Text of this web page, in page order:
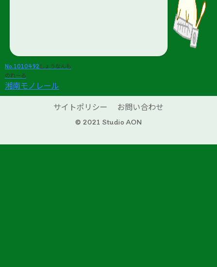
No.1010492 しょうなんも
のれーる
湘南モノレール
サイトポリシー
お問い合わせ
© 2021 Studio AON